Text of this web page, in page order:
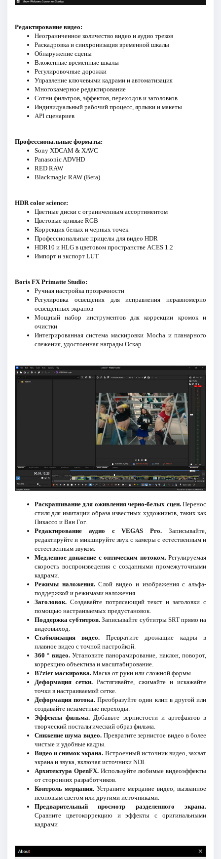
Редактирование видео:
Неограниченное количество видео и аудио треков
Раскадровка и синхронизация временной шкалы
Обнаружение сцены
Вложенные временные шкалы
Регулировочные дорожки
Управление ключевыми кадрами и автоматизация
Многокамерное редактирование
Сотни фильтров, эффектов, переходов и заголовков
Индивидуальный рабочий процесс, ярлыки и макеты
API сценариев
Профессиональные форматы:
Sony XDCAM & XAVC
Panasonic ADVHD
RED RAW
Blackmagic RAW (Betа)
HDR color science:
Цветные диски с ограниченным ассортиментом
Цветовые кривые RGB
Коррекция белых и черных точек
Профессиональные прицелы для видео HDR
HDR10 и HLG в цветовом пространстве ACES 1.2
Импорт и экспорт LUT
Boris FX Primatte Studio:
Ручная настройка прозрачности
Регулировка освещения для исправления неравномерно
освещенных экранов
Мощный набор инструментов для коррекции кромок и
очистки
Интегрированная система маскировки Mocha и планарного
слежения, удостоенная награды Оскар
Раскрашивание для оживления черно-белых сцен.Перенос
стиля для имитации образа известных художников, таких как
Пикассо и Ван Гог.
Редактирование аудио с VEGAS Pro. Записывайте,
редактируйте и микшируйте звук с камеры с естественным и
естественным звуком.
Медленное движение с оптическим потоком.Регулируемая
скорость воспроизведения с созданными промежуточными
кадрами.
Режимы наложения.Слой видео и изображения с альфа-
поддержкой и режимами наложения.
Заголовок.Создавайте потрясающий текст и заголовки с
помощью настраиваемых предустановок.
Поддержка субтитров. Записывайте субтитры SRT прямо на
видеовыход.
Стабилизация видео. Превратите дрожащие кадры в
плавное видео с точной настройкой.
360 ° видео.Установите панорамирование, наклон, поворот,
коррекцию объектива и масштабирование.
B?zier маскировка.Маска от руки или сложной формы.
Деформация сетки.Растягивайте, сжимайте и искажайте
точки в настраиваемой сетке.
Деформация потока. Преобразуйте один клип в другой или
создавайте незаметные переходы.
Эффекты фильма. Добавьте зернистости и артефактов в
творческий ностальгический образ фильма.
Снижение шума видео. Превратите зернистое видео в более
чистые и удобные кадры.
Видео и снимок экрана. Встроенный источник видео, захват
экрана и звука, включая источники NDI.
Архитектура OpenFX.Используйте любимые видеоэффекты
от сторонних разработчиков.
Контроль мерцания.Устраните мерцание видео, вызванное
неоновым светом или другими источниками.
Предварительный просмотр разделенного экрана.
Сравните цветокоррекцию и эффекты с оригинальными
кадрами